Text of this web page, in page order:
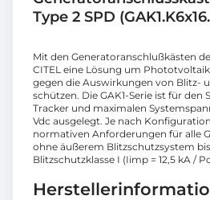
Type 2 SPD
Mit den Generatoranschlußkästen
CITEL eine Lösung um
gegen die Auswirkungen von Blitz-
schützen. Die GAK1-Serie ist für den
Tracker und maximalen
Vdc ausgelegt. Je nach
normativen Anforderungen für alle
ohne äußerem Blitzschutzsystem
Blitzschutzklasse I (Iimp = 12,5 kA /